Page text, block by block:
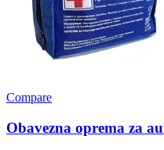
Compare
Obavezna oprema za